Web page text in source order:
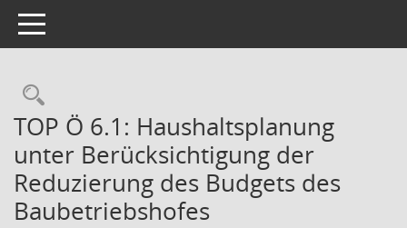
Toggle navigation
Rechercheauswahl
TOP Ö 6.1: Haushaltsplanung
unter Berücksichtigung der
Reduzierung des Budgets des
Baubetriebshofes